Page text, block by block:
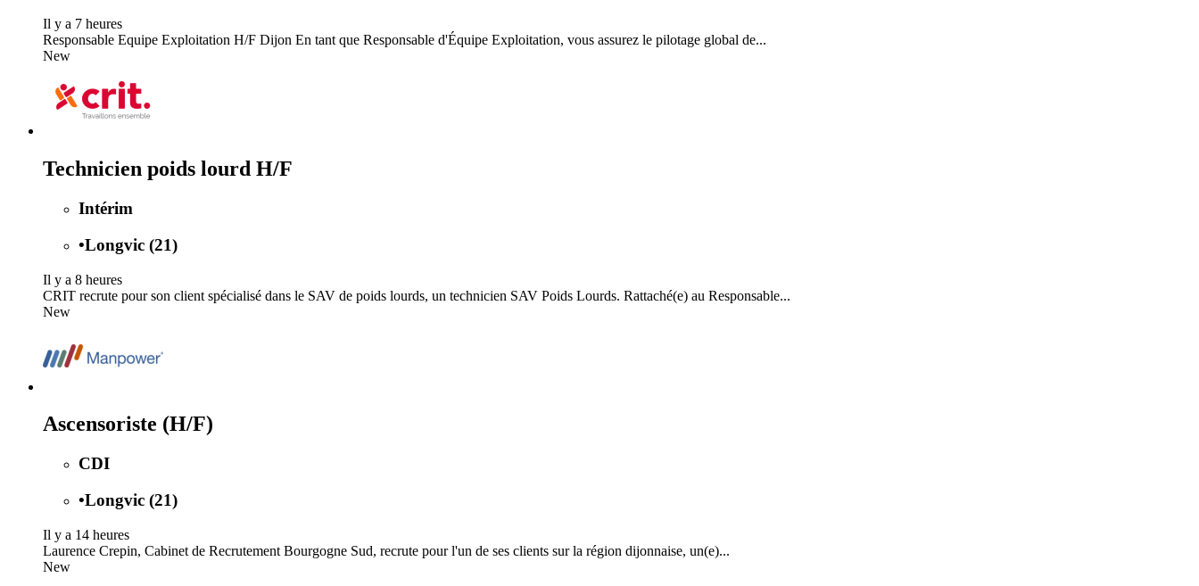
Il y a 7 heures
Responsable Equipe Exploitation H/F Dijon En tant que Responsable d'Équipe Exploitation, vous assurez le pilotage global de...
New
Technicien poids lourd H/F
Intérim
•Longvic (21)
Il y a 8 heures
CRIT recrute pour son client spécialisé dans le SAV de poids lourds, un technicien SAV Poids Lourds. Rattaché(e) au Responsable...
New
Ascensoriste (H/F)
CDI
•Longvic (21)
Il y a 14 heures
Laurence Crepin, Cabinet de Recrutement Bourgogne Sud, recrute pour l'un de ses clients sur la région dijonnaise, un(e)...
New